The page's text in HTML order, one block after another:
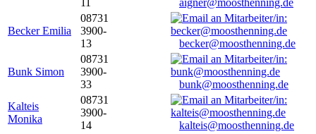
aigner@moosthenning.de
Becker Emilia
08731
3900-
13
becker@moosthenning.de
Bunk Simon
08731
3900-
33
bunk@moosthenning.de
Kalteis
Monika
08731
3900-
14
kalteis@moosthenning.de